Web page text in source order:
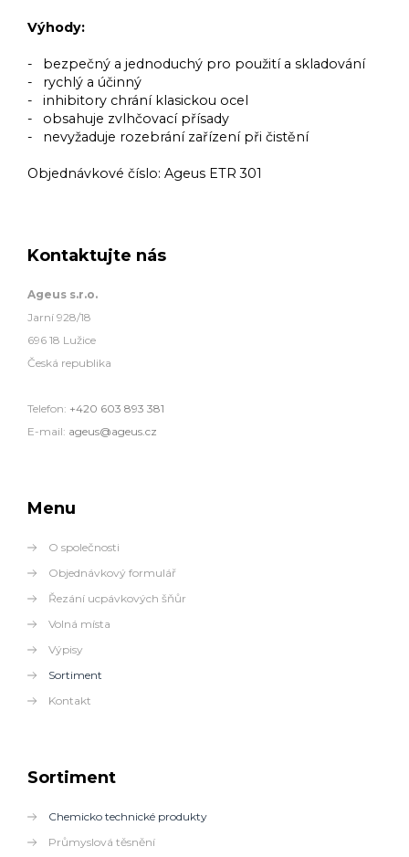
Výhody:
- bezpečný a jednoduchý pro použití a skladování
- rychlý a účinný
- inhibitory chrání klasickou ocel
- obsahuje zvlhčovací přísady
- nevyžaduje rozebrání zařízení při čistění
Objednávkové číslo: Ageus ETR 301
Kontaktujte nás
Ageus s.r.o.
Jarní 928/18
696 18 Lužice
Česká republika
Telefon: +420 603 893 381
E-mail: ageus@ageus.cz
Menu
O společnosti
Objednávkový formulář
Řezání ucpávkových šňůr
Volná místa
Výpisy
Sortiment
Kontakt
Sortiment
Chemicko technické produkty
Průmyslová těsnění